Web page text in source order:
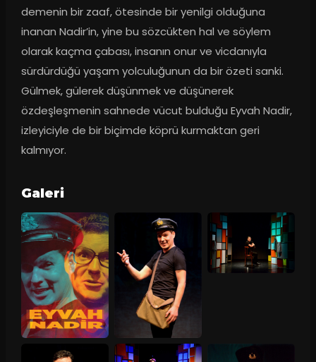
demenin bir zaaf, ötesinde bir yenilgi olduğuna
inanan Nadir’in, yine bu sözcükten hal ve söylem
olarak kaçma çabası, insanın onur ve vicdanıyla
sürdürdüğü yaşam yolculuğunun da bir özeti sanki.
Gülmek, gülerek düşünmek ve düşünerek
özdeşleşmenin sahnede vücut bulduğu Eyvah Nadir,
izleyiciyle de bir biçimde köprü kurmaktan geri
kalmıyor.
Galeri